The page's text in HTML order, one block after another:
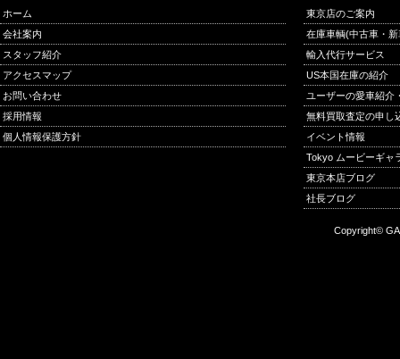
ホーム
会社案内
スタッフ紹介
アクセスマップ
お問い合わせ
採用情報
個人情報保護方針
東京店のご案内
在庫車輌(中古車・
輸入代行サービス
US本国在庫の紹介
ユーザーの愛車紹介
無料買取査定の申し
イベント情報
Tokyo ムービーギャ
東京本店ブログ
社長ブログ
Copyright©